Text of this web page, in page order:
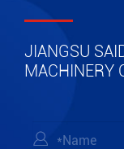
JIANGSU
MACHINERY
